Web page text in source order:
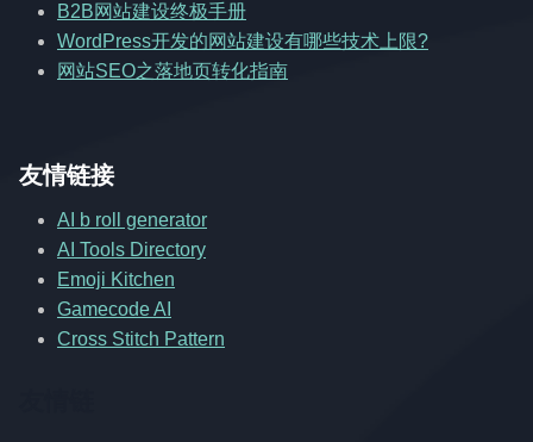
B2B网站建设终极手册
WordPress开发的网站建设有哪些技术上限?
网站SEO之落地页转化指南
友情链接
AI b roll generator
AI Tools Directory
Emoji Kitchen
Gamecode AI
Cross Stitch Pattern